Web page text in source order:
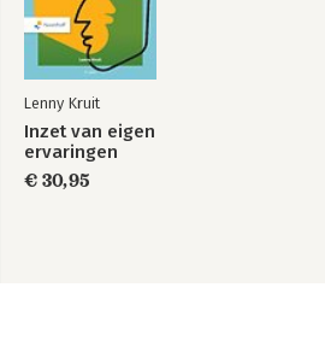
Lenny Kruit
Inzet van eigen
ervaringen
€ 30,95